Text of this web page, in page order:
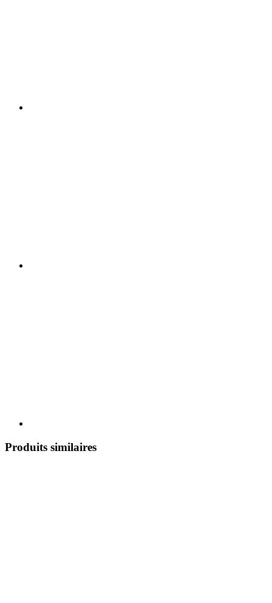
Produits similaires